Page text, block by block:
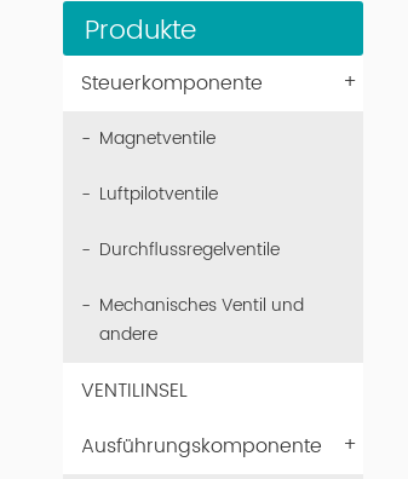
Produkte
Steuerkomponente +
Magnetventile
Luftpilotventile
Durchflussregelventile
Mechanisches Ventil und
andere
VENTILINSEL
Ausführungskomponente
+